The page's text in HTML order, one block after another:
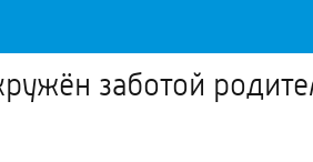
заботой